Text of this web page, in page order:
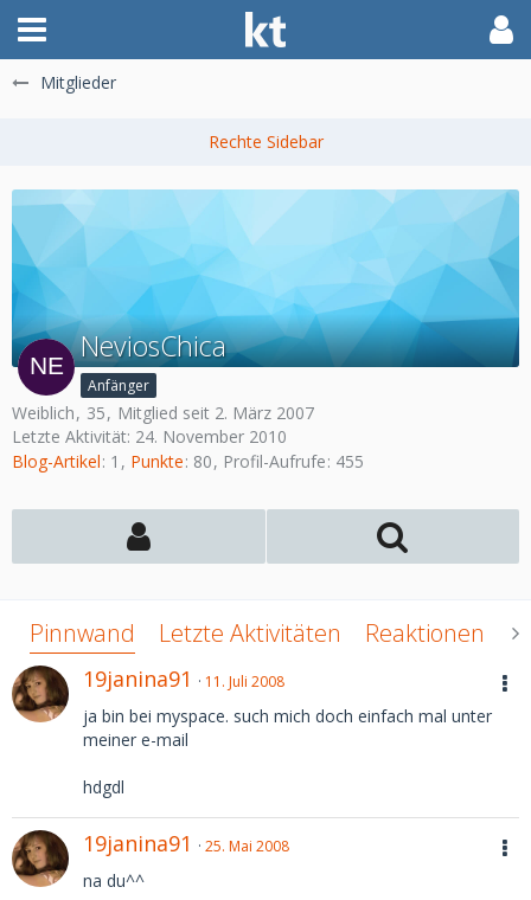
Mitglieder
NeviosChica
Anfänger
Weiblich 35
Mitglied seit 2. März 2007
Letzte Aktivität: 24. November 2010
Blog-Artikel 1 Punkte 80 Profil-Aufrufe 455
Pinnwand Letzte Aktivitäten Reaktionen
19janina91 11. Juli 2008
ja bin bei myspace. such mich doch einfach mal unter
meiner e-mail
hdgdl
19janina91 25. Mai 2008
na du^^